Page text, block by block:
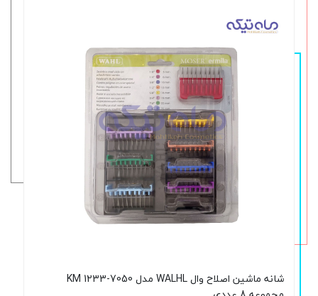
شانه ماشین اصلاح وال WALHL مدل KM 1233-7050